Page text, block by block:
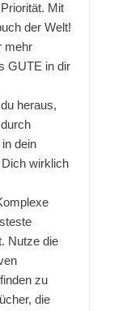
Mit
der Welt!
mehr
GUTE in dir
heraus,
dein
wirklich
Nutze die
zu
die